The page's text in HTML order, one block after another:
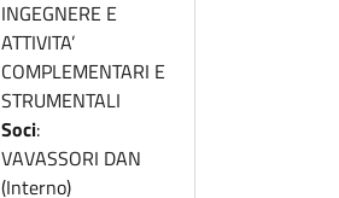
INGEGNERE E
ATTIVITA’
COMPLEMENTARI E
STRUMENTALI
Soci:
VAVASSORI DAN
(Interno)